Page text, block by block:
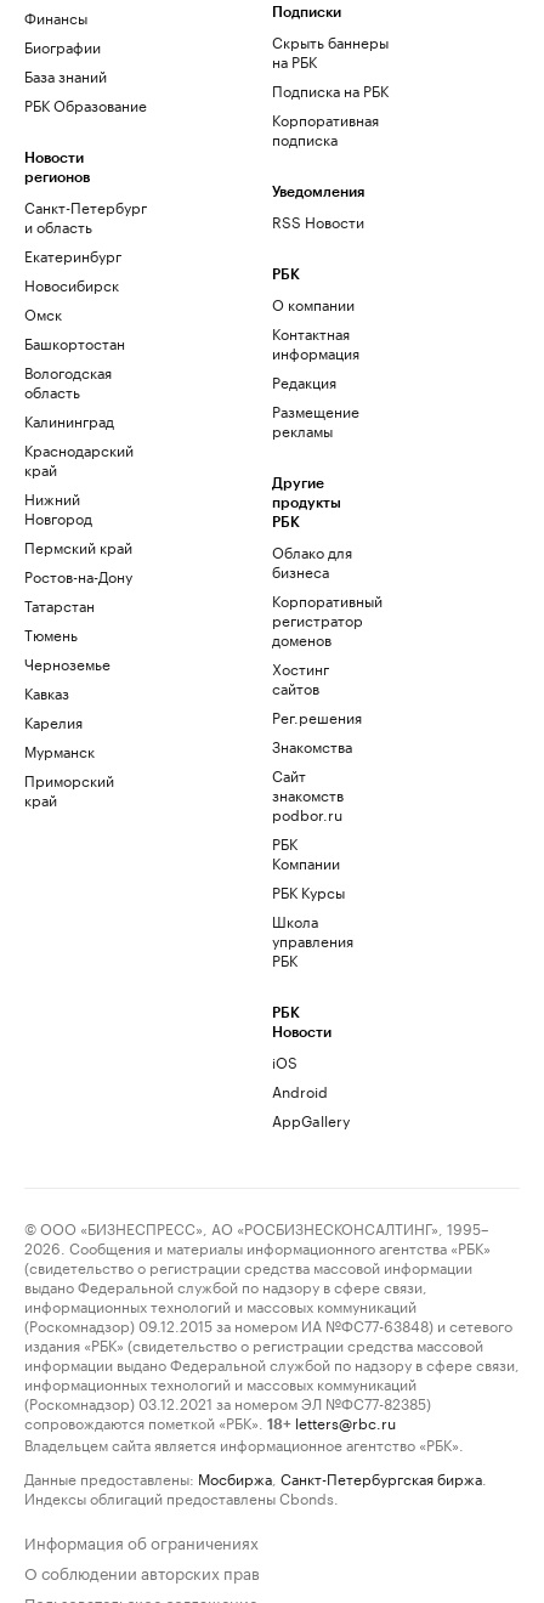
Финансы
Биографии
База знаний
РБК Образование
Новости
регионов
Санкт-Петербург
и область
Екатеринбург
Новосибирск
Омск
Башкортостан
Вологодская
область
Калининград
Краснодарский
край
Нижний
Новгород
Пермский край
Ростов-на-Дону
Татарстан
Тюмень
Черноземье
Кавказ
Карелия
Мурманск
Приморский
край
Подписки
Скрыть баннеры
на РБК
Подписка на РБК
Корпоративная
подписка
Уведомления
RSS Новости
РБК
О компании
Контактная
информация
Редакция
Размещение
рекламы
Другие
продукты
РБК
Облако для
бизнеса
Корпоративный
регистратор
доменов
Хостинг
сайтов
Рег.решения
Знакомства
Сайт
знакомств
podbor.ru
РБК
Компании
РБК Курсы
Школа
управления
РБК
РБК
Новости
iOS
Android
AppGallery
© ООО «БИЗНЕСПРЕСС», АО «РОСБИЗНЕСКОНСАЛТИНГ», 1995–
2026. Сообщения и материалы информационного агентства «РБК»
(свидетельство о регистрации средства массовой информации
выдано Федеральной службой по надзору в сфере связи,
информационных технологий и массовых коммуникаций
(Роскомнадзор) 09.12.2015 за номером ИА №ФС77-63848) и сетевого
издания «РБК» (свидетельство о регистрации средства массовой
информации выдано Федеральной службой по надзору в сфере связи,
информационных технологий и массовых коммуникаций
(Роскомнадзор) 03.12.2021 за номером ЭЛ №ФС77-82385)
сопровождаются пометкой «РБК».
18+ letters@rbc.ru
Владельцем сайта является информационное агентство «РБК».
Данные предоставлены: Мосбиржа Санкт-Петербургская биржа
Индексы облигаций предоставлены Cbonds.
Информация об ограничениях
О соблюдении авторских прав